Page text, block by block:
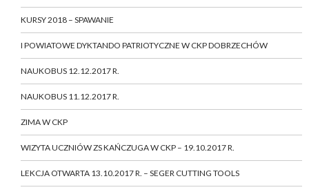
KURSY 2018 – SPAWANIE
I POWIATOWE DYKTANDO PATRIOTYCZNE W CKP DOBRZECHÓW
NAUKOBUS 12.12.2017 R.
NAUKOBUS 11.12.2017 R.
ZIMA W CKP
WIZYTA UCZNIÓW ZS KAŃCZUGA W CKP – 19.10.2017 R.
LEKCJA OTWARTA 13.10.2017 R. – SEGER CUTTING TOOLS